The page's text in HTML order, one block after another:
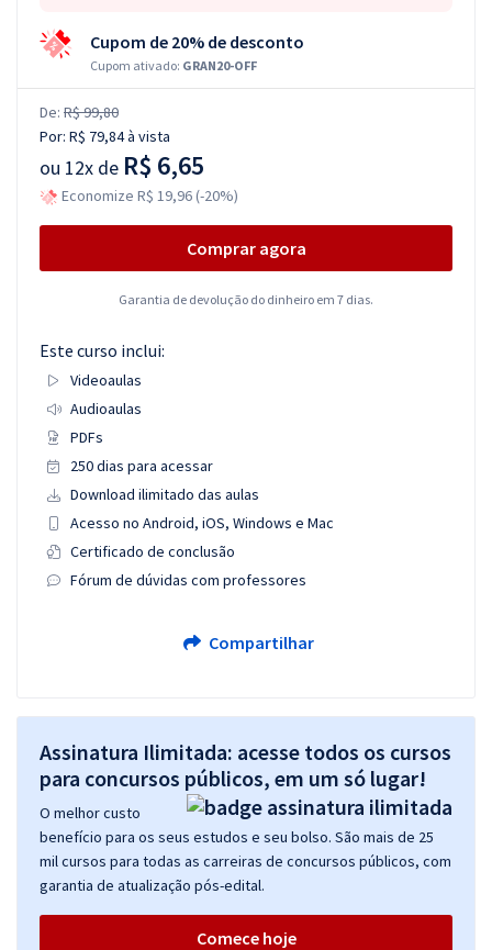
Cupom de 20% de desconto
Cupom ativado: GRAN20-OFF
De: R$ 99,80
Por: R$ 79,84à vista
ou 12x de R$ 6,65
Economize R$ 19,96 (-20%)
Comprar agora
Garantia de devolução do dinheiro em 7 dias.
Este curso inclui:
Videoaulas
Audioaulas
PDFs
250 dias para acessar
Download ilimitado das aulas
Acesso no Android, iOS, Windows e Mac
Certificado de conclusão
Fórum de dúvidas com professores
Compartilhar
Assinatura Ilimitada: acesse todos os cursos
para concursos públicos, em um só lugar!
O melhor custo
benefício para os seus estudos e seu bolso. São mais de 25
mil cursos para todas as carreiras de concursos públicos, com
garantia de atualização pós-edital.
Comece hoje